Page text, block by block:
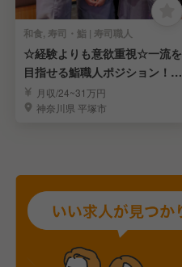
和食, 寿司・鮨 | 寿司職人
☆経験よりも意欲重視☆一流を
目指せる鮨職人ポジション！／
回転寿司みさき
月収/24~31万円
神奈川県 平塚市